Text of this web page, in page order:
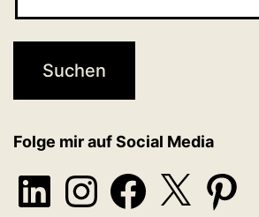
Folge mir auf Social Media
LinkedInInstagramFacebook
X Pinterest